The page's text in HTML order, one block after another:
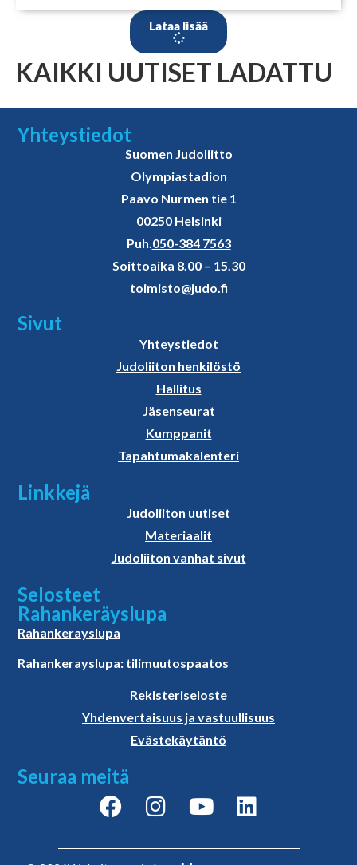
Lataa lisää
KAIKKI UUTISET LADATTU
Yhteystiedot
Suomen Judoliitto
Olympiastadion
Paavo Nurmen tie 1
00250 Helsinki
Puh. 050-384 7563
Soittoaika 8.00 – 15.30
toimisto@judo.fi
Sivut
Yhteystiedot
Judoliiton henkilöstö
Hallitus
Jäsenseurat
Kumppanit
Tapahtumakalenteri
Linkkejä
Judoliiton uutiset
Materiaalit
Judoliiton vanhat sivut
Selosteet
Rahankeräyslupa
Rahankerayslupa
Rahankerayslupa: tilimuutospaatos
Rekisteriseloste
Yhdenvertaisuus ja vastuullisuus
Evästekäytäntö
Seuraa meitä